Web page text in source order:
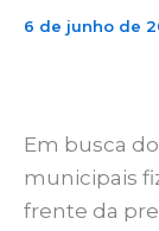
6 de junho de
Em busca
municipais
frente da